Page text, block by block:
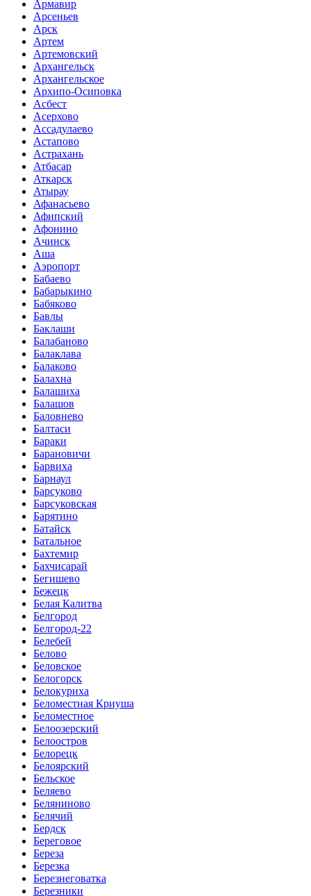
Армавир
Арсеньев
Арск
Артем
Артемовский
Архангельск
Архангельское
Архипо-Осиповка
Асбест
Асерхово
Ассадулаево
Астапово
Астрахань
Атбасар
Аткарск
Атырау
Афанасьево
Афипский
Афонино
Ачинск
Аша
Аэропорт
Бабаево
Бабарыкино
Бабяково
Бавлы
Баклаши
Балабаново
Балаклава
Балаково
Балахна
Балашиха
Балашов
Баловнево
Балтаси
Бараки
Барановичи
Барвиха
Барнаул
Барсуково
Барсуковская
Барятино
Батайск
Батальное
Бахтемир
Бахчисарай
Бегишево
Бежецк
Белая Калитва
Белгород
Белгород-22
Белебей
Белово
Беловское
Белогорск
Белокуриха
Беломестная Криуша
Беломестное
Белоозерский
Белоостров
Белорецк
Белоярский
Бельское
Беляево
Беляниново
Белячий
Бердск
Береговое
Береза
Березка
Березнеговатка
Березники